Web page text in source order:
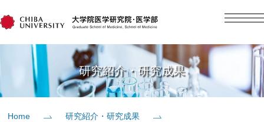
日本語
研究紹介・研究成果
Home
研究紹介・研究成果